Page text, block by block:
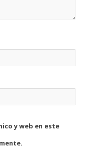
y web en este